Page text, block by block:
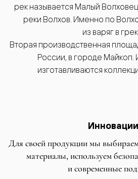
рек называется Малый
реки Волхов. Именно по
из варяг в
Вторая производственная
России, в городе Майкоп.
изготавливаются
Инновации
Для своей продукции мы
материалы, используем
и современные